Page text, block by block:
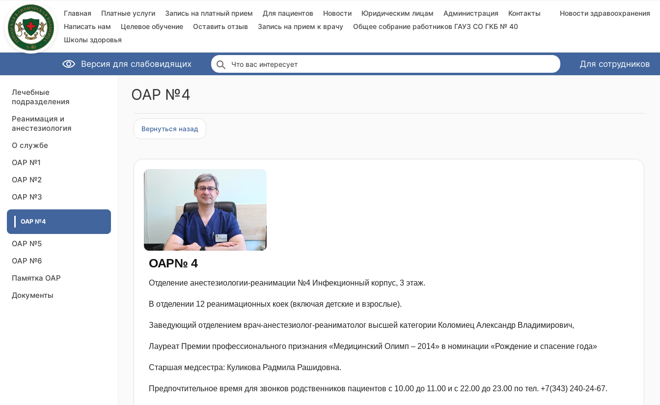
Главная Платные услуги Запись на платный прием Для пациентов Новости Юридическим лицам Администрация
Контакты
Написать нам
Целевое обучение Оставить отзыв Запись на прием к врачу
Общее собрание работников ГАУЗ СО ГКБ № 40
Школы здоровья
Новости здравоохранения
Версия для слабовидящих Что вас интересует Для сотрудников
Лечебные
подразделения
Реанимация и
анестезиология
О службе
ОАР №1
ОАР №2
ОАР №3
ОАР №4
ОАР №5
ОАР №6
Памятка ОАР
Документы
ОАР №4
Вернуться назад
ОАР№ 4
Отделение анестезиологии-реанимации №4 Инфекционный корпус, 3 этаж.
В отделении 12 реанимационных коек (включая детские и взрослые).
Заведующий отделением врач-анестезиолог-реаниматолог высшей категории Коломиец Александр Владимирович,
Лауреат Премии профессионального признания «Медицинский Олимп – 2014» в номинации «Рождение и спасение года»
Старшая медсестра: Куликова Радмила Рашидовна.
Предпочтительное время для звонков родственников пациентов с 10.00 до 11.00 и с 22.00 до 23.00 по тел. +7(343) 240-24-67.